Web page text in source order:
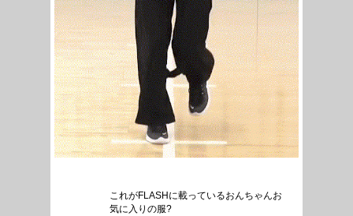
これがFLASHに載っているおんちゃんお
気に入りの服?